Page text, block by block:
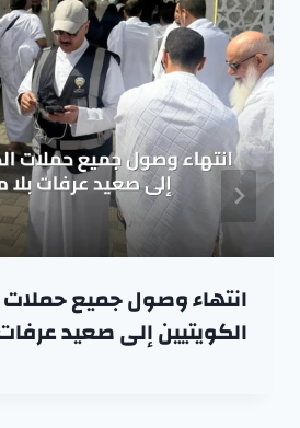
انتهاء وصول جميع حملات
الكويتيين إلى صعيد